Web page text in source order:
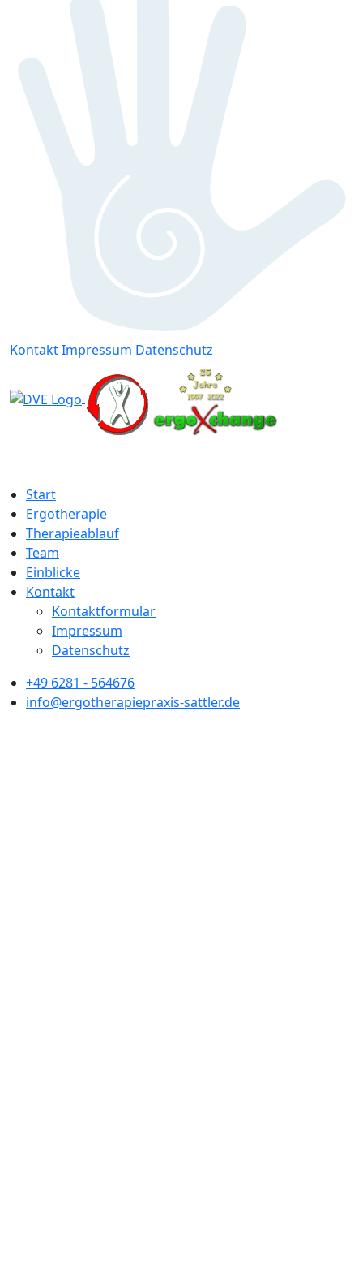
KontaktImpressum Datenschutz
Start
Ergotherapie
Therapieablauf
Team
Einblicke
Kontakt
Kontaktformular
Impressum
Datenschutz
+49 6281 - 564676
info@ergotherapiepraxis-sattler.de